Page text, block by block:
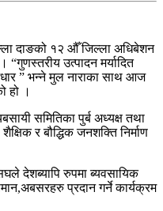
दाङको १२ औँ जिल्ला अधिबेशन
उत्पादन मर्यादित
” भन्ने मुल नाराका साथ आज
हो ।
समितिका पुर्ब अध्यक्ष तथा
र बौद्धिक जनशक्ति निर्माण
देशब्यापि रुपमा ब्यवसायिक
प्रदान गर्ने कार्यक्रम